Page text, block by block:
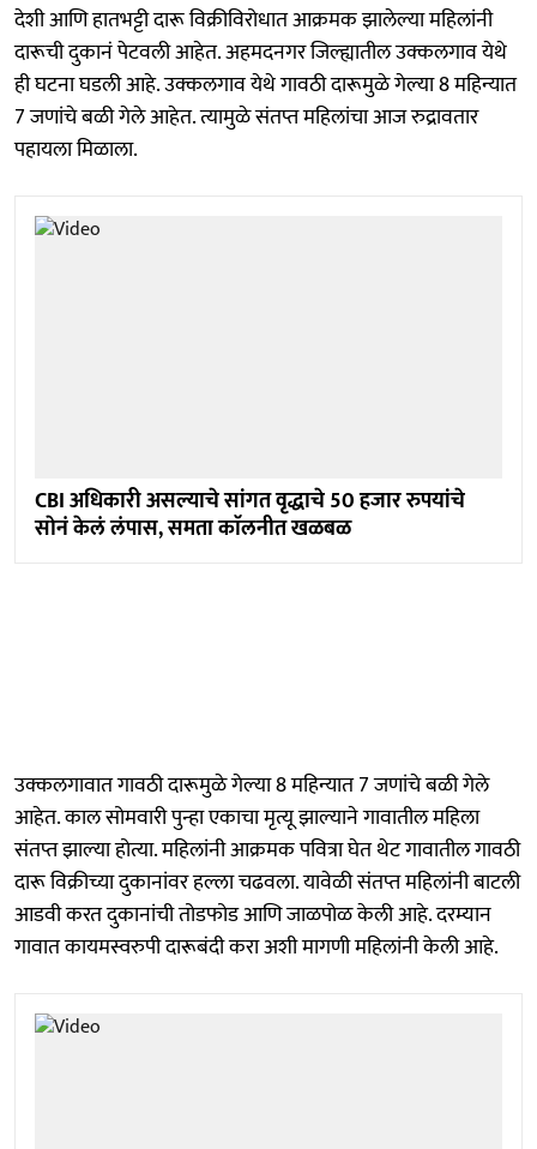
देशी आणि हातभट्टी दारू विक्रीविरोधात आक्रमक झालेल्या महिलांनी
दारूची दुकानं पेटवली आहेत. अहमदनगर जिल्ह्यातील उक्कलगाव येथे
ही घटना घडली आहे. उक्कलगाव येथे गावठी दारूमुळे गेल्या 8 महिन्यात
7 जणांचे बळी गेले आहेत. त्यामुळे संतप्त महिलांचा आज रुद्रावतार
पहायला मिळाला.
CBI अधिकारी असल्याचे सांगत वृद्धाचे 50 हजार रुपयांचे
साेनं केलं लंपास, समता काॅलनीत खळबळ
उक्कलगावात गावठी दारूमुळे गेल्या 8 महिन्यात 7 जणांचे बळी गेले
आहेत. काल सोमवारी पुन्हा एकाचा मृत्यू झाल्याने गावातील महिला
संतप्त झाल्या होत्या. महिलांनी आक्रमक पवित्रा घेत थेट गावातील गावठी
दारू विक्रीच्या दुकानांवर हल्ला चढवला. यावेळी संतप्त महिलांनी बाटली
आडवी करत दुकानांची तोडफोड आणि जाळपोळ केली आहे. दरम्यान
गावात कायमस्वरुपी दारूबंदी करा अशी मागणी महिलांनी केली आहे.